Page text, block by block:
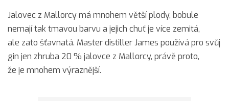
Jalovec z Mallorcy má mnohem větší plody, bobule
nemají tak tmavou barvu a jejich chuť je více zemitá,
ale zato šťavnatá. Master distiller James používá pro svůj
gin jen zhruba 20 % jalovce z Mallorcy, právě proto,
že je mnohem výraznější.